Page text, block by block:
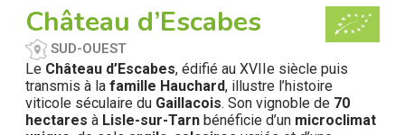
Château d’Escabes
SUD-OUEST
Le Château d’Escabes, édifié au XVIIe siècle puis
transmis à la famille Hauchard, illustre l’histoire
viticole séculaire du Gaillacois. Son vignoble de 70
hectares à Lisle-sur-Tarn bénéficie d’un microclimat